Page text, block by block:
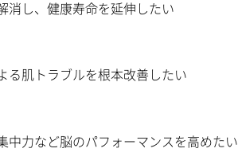
消し、健康寿命を延伸したい
る肌トラブルを根本改善したい
中力など脳のパフォーマンスを高めたい